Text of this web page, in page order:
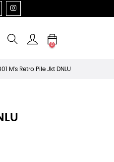
FACEBOOK
0
M's Retro Pile Jkt DNLU